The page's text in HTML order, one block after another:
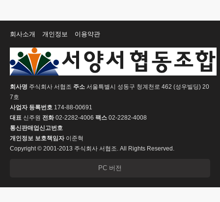
회사소개 개인정보 이용약관
회사명 주식회사 서협조 주소 서울특별시 성동구 청계천로 462 (성우빌딩) 20
7호
사업자 등록번호 174-88-00691
대표 신주원 전화02-2282-4006 팩스 02-2282-4008
통신판매업신고번호
개인정보 보호책임자이준혁
Copyright © 2001-2013 주식회사 서협조. All Rights Reserved.
PC 버전